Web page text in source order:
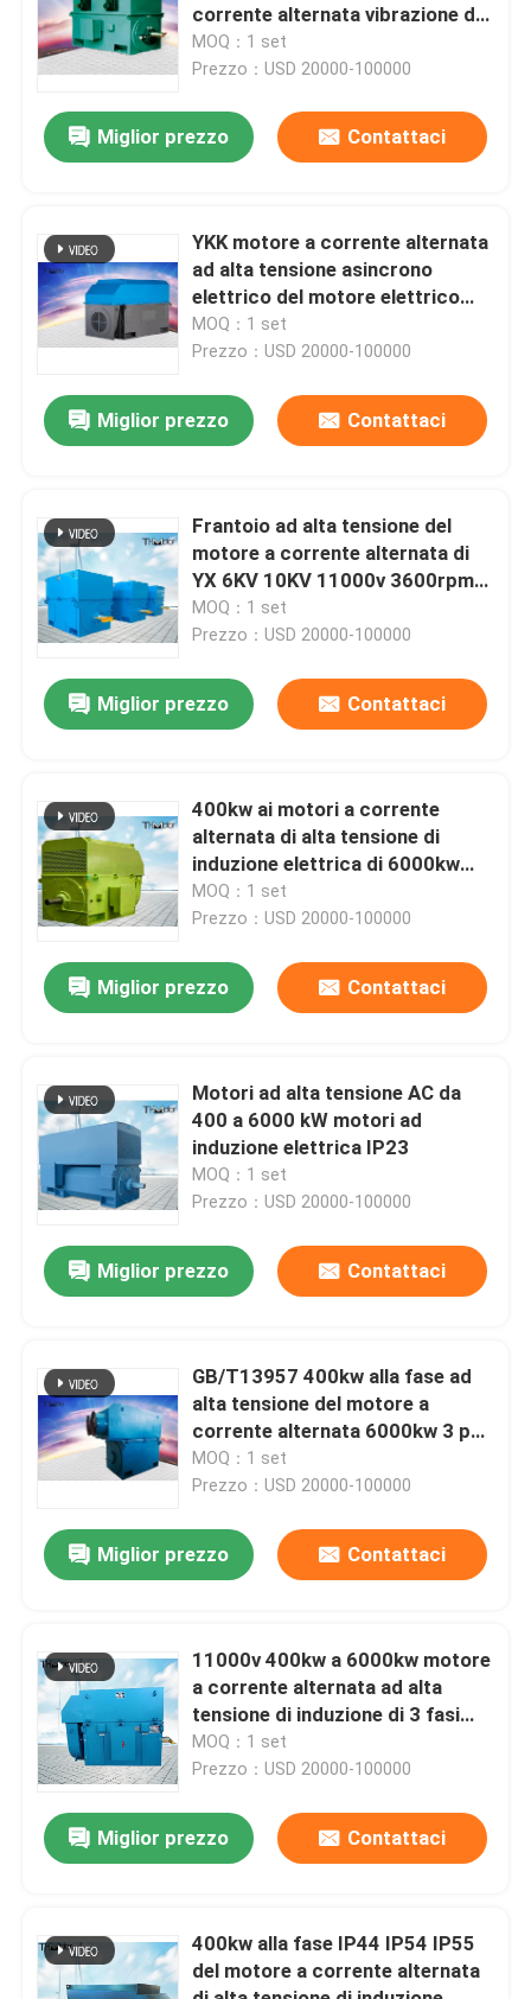
Prodotti
Circa noi
Giro della fabbrica
Contattici
Notizie
Blog
Motore a corrente alternata ad alta tensione
corrente alternata vibrazione del
motore asincrono di alta
tensione l'anti
MOQ：1 set
Prezzo：USD 20000-100000
Miglior prezzo Contattaci
YKK motore a corrente alternata
ad alta tensione asincrono
elettrico del motore elettrico
della gabbia di scoiattolo da 10
chilovolt IC611
MOQ：1 set
Prezzo：USD 20000-100000
Miglior prezzo Contattaci
Frantoio ad alta tensione del
motore a corrente alternata di
YX 6KV 10KV 11000v 3600rpm
macchina di induzione di 3 fasi
MOQ：1 set
Prezzo：USD 20000-100000
Miglior prezzo Contattaci
400kw ai motori a corrente
alternata di alta tensione di
induzione elettrica di 6000kw
IP23 IP54 IP55 per acciaio di
rotolamento
MOQ：1 set
Prezzo：USD 20000-100000
Miglior prezzo Contattaci
Motori ad alta tensione AC da
400 a 6000 kW motori ad
induzione elettrica IP23
MOQ：1 set
Prezzo：USD 20000-100000
Miglior prezzo Contattaci
GB/T13957 400kw alla fase ad
alta tensione del motore a
corrente alternata 6000kw 3 per
il frantoio del compressore del
ventilatore
MOQ：1 set
Prezzo：USD 20000-100000
Miglior prezzo Contattaci
11000v 400kw a 6000kw motore
a corrente alternata ad alta
tensione di induzione di 3 fasi
IP44 IP54 IP55
MOQ：1 set
Prezzo：USD 20000-100000
Miglior prezzo Contattaci
400kw alla fase IP44 IP54 IP55
del motore a corrente alternata